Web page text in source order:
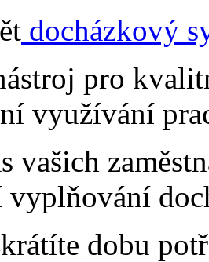
docházkový
pro
využívání
vašich
dobu